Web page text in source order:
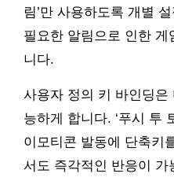
림’만 사용하도록 개별
필요한 알림으로 인한
니다.
사용자 정의 키 바인딩
능하게 합니다. ‘푸시 투
이모티콘 발동에 단축키
서도 즉각적인 반응이 가